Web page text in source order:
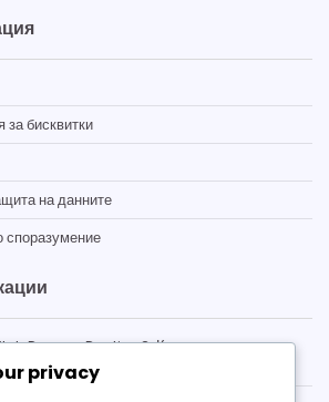
за бисквитки
на данните
споразумение
Drops в Destiny 2: Къде да намерите
форуми, Официални съобщения
privacy